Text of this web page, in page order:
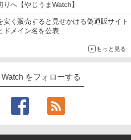
へ【やじうまWatch】
く販売すると見せかける偽通販サイト
ドメイン名を公表
もっと見る
Watch をフォローする